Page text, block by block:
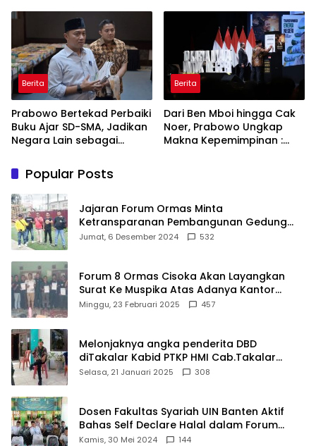
ASRI
Berita
Prabowo Bertekad Perbaiki
Buku Ajar SD-SMA, Jadikan
Negara Lain sebagai
Berita
Dari Ben Mboi hingga Cak
Noer, Prabowo Ungkap
Makna Kepemimpinan :
Popular Posts
Jajaran Forum Ormas Minta
Ketransparanan Pembangunan Gedung
Damkar Di Kecamatan Cisoka
Jumat, 6 Desember 2024 532
Forum 8 Ormas Cisoka Akan Layangkan
Surat Ke Muspika Atas Adanya Kantor
Matel di Cisoka
Minggu, 23 Februari 2025 457
Melonjaknya angka penderita DBD
diTakalar Kabid PTKP HMI Cab.Takalar
angkat bicara
Selasa, 21 Januari 2025 308
Dosen Fakultas Syariah UIN Banten Aktif
Bahas Self Declare Halal dalam Forum
Ijtima Ulama MUI
Kamis, 30 Mei 2024 144